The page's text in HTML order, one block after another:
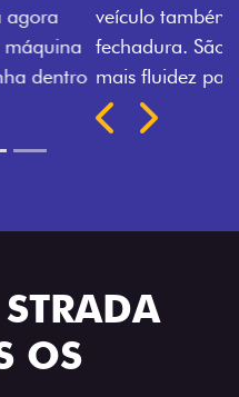
não mais somente pela
esse que trazem ainda
trabalho.
OS